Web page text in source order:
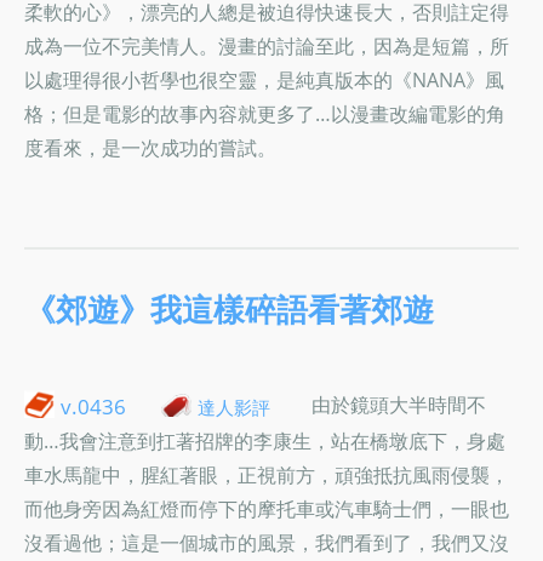
柔軟的心》，漂亮的人總是被迫得快速長大，否則註定得
成為一位不完美情人。漫畫的討論至此，因為是短篇，所
以處理得很小哲學也很空靈，是純真版本的《NANA》風
格；但是電影的故事內容就更多了…以漫畫改編電影的角
度看來，是一次成功的嘗試。
《郊遊》我這樣碎語看著郊遊
v.0436 達人影評
由於鏡頭大半時間不
動…我會注意到扛著招牌的李康生，站在橋墩底下，身處
車水馬龍中，腥紅著眼，正視前方，頑強抵抗風雨侵襲，
而他身旁因為紅燈而停下的摩托車或汽車騎士們，一眼也
沒看過他；這是一個城市的風景，我們看到了，我們又沒